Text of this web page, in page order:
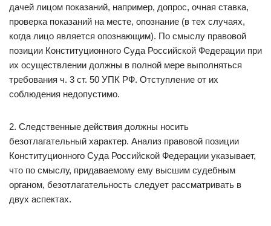
дачей лицом показаний, например, допрос, очная ставка,
проверка показаний на месте, опознание (в тех случаях,
когда лицо является опознающим). По смыслу правовой
позиции Конституционного Суда Российской Федерации при
их осуществлении должны в полной мере выполняться
требования ч. 3 ст. 50 УПК РФ. Отступление от их
соблюдения недопустимо.
2. Следственные действия должны носить
безотлагательный характер. Анализ правовой позиции
Конституционного Суда Российской Федерации указывает,
что по смыслу, придаваемому ему высшим судебным
органом, безотлагательность следует рассматривать в
двух аспектах.